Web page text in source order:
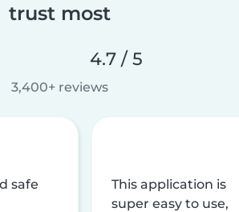
trust most
4.7 / 5
3,400+ reviews
safe
This application is
super easy to use,